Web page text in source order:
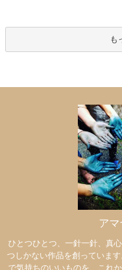
も
ア
ひとつひとつ、一針一針、真
つしかない作品を創っていま
で気持ちのいいものを、これ